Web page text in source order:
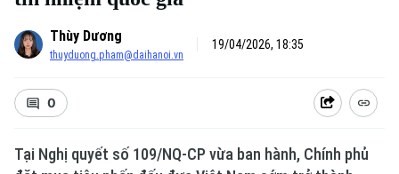
Thùy Dương
thuyduong.pham@daihanoi.vn
19/04/2026, 18:35
0
Tại Nghị quyết số 109/NQ-CP vừa ban hành, Chính phủ